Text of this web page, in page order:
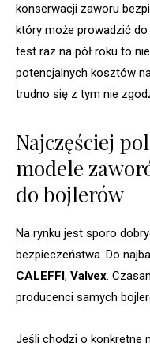
konserwacji zaworu
który może prowadzić
test raz na pół roku to
potencjalnych kosztów
trudno się z tym nie
Najczęściej
modele
do bojlerów
Na rynku jest sporo
bezpieczeństwa. Do
CALEFFI, Valvex.
producenci samych
Jeśli chodzi o konkretne